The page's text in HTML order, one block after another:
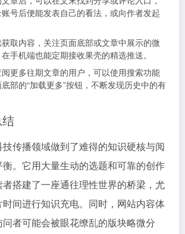
号后便能发表自己的看法，或向作者发起
取内容，关注页面底部或文章中展示的微
手机端也能定期接收果壳的精选推送。
更多往期文章的用户，可以使用搜索功能
部的“加载更多”按钮，不断发现历史中的有
传播领域做到了难得的知识硬核与阅
。它用大量生动的选题和可靠的创作
者搭建了一座通往理性世界的桥梁，尤
间进行知识充电。同时，网站内容体
者可能会被眼花缭乱的版块略微分